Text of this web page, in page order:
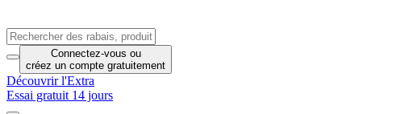
Connectez-vous ou
créez un compte gratuitement
Découvrir l'Extra
Essai gratuit 14 jours